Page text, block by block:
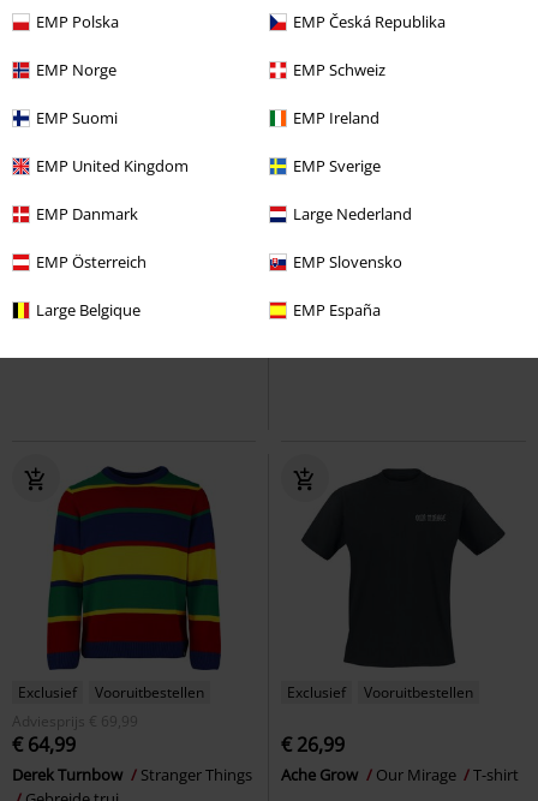
EMP Polska EMP Česká Republika
EMP Norge EMP Schweiz
EMP Suomi EMP Ireland
EMP United Kingdom EMP Sverige
EMP Danmark Large Nederland
EMP Österreich EMP Slovensko
Large Belgique EMP España
Orgasmatron - 40th Anniversary
Orgasmatron - 40th Anniversary
Exclusief
Vooruitbestellen
Adviesprijs
€ 69,99
€ 64,99
Derek Turnbow
Stranger Things
Exclusief Vooruitbestellen
€ 26,99
Ache Grow Our Mirage T-shirt